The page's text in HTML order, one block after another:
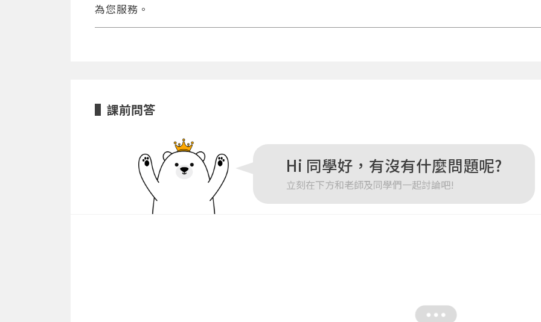
或 或
重設密碼
取消
為您服務。
課前問答
Hi 同學好，有沒有什麼問題呢?
立刻在下方和老師及同學們一起討論吧!